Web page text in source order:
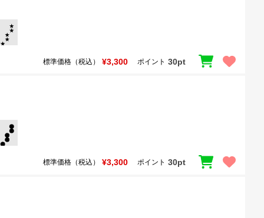
標準価格（税込） ¥3,300 ポイント 30pt
標準価格（税込） ¥3,300 ポイント 30pt